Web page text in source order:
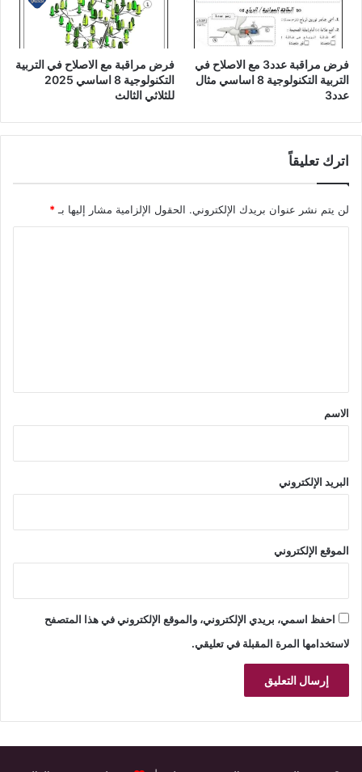
فرض مراقبة عدد3 مع الاصلاح في
التربية التكنولوجية 8 اساسي مثال
عدد3
فرض مراقبة مع الاصلاح في التربية
التكنولوجية 8 اساسي 2025
للثلاثي الثالث
اترك تعليقاً
لن يتم نشر عنوان بريدك الإلكتروني. الحقول الإلزامية مشار إليها بـ *
*
الاسم
البريد الإلكتروني
الموقع الإلكتروني
احفظ اسمي، بريدي الإلكتروني، والموقع الإلكتروني في هذا المتصفح
لاستخدامها المرة المقبلة في تعليقي.